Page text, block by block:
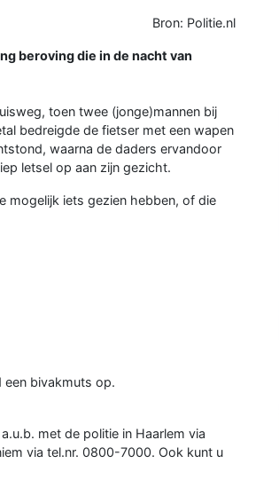
Bron: Politie.nl
beroving die in de nacht van
toen twee (jonge)mannen bij
bedreigde de fietser met een wapen
waarna de daders ervandoor
letsel op aan zijn gezicht.
mogelijk iets gezien hebben, of die
een bivakmuts op.
met de politie in Haarlem via
via tel.nr. 0800-7000. Ook kunt u